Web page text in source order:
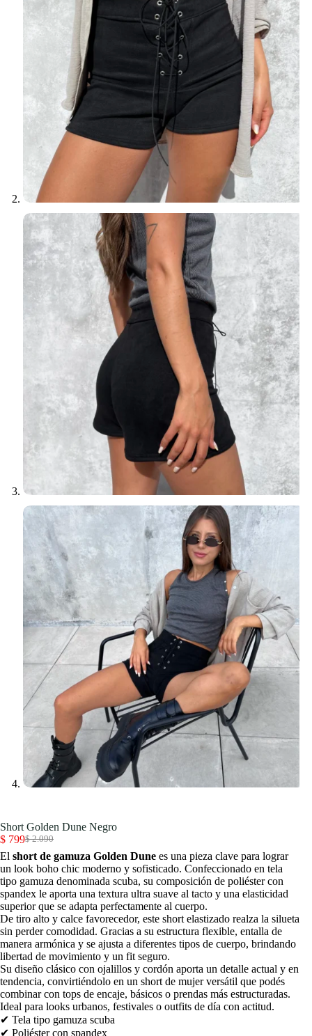
Short Golden Dune Negro
$2.090
El
precio
original
era:
$ 2.090.
$ 799El
precio
actual
es:
$ 799.
El short de gamuza Golden Dune es una pieza clave para lograr
un look boho chic moderno y sofisticado. Confeccionado en tela
tipo gamuza denominada scuba, su composición de poliéster con
spandex le aporta una textura ultra suave al tacto y una elasticidad
superior que se adapta perfectamente al cuerpo.
De tiro alto y calce favorecedor, este short elastizado realza la silueta
sin perder comodidad. Gracias a su estructura flexible, entalla de
manera armónica y se ajusta a diferentes tipos de cuerpo, brindando
libertad de movimiento y un fit seguro.
Su diseño clásico con ojalillos y cordón aporta un detalle actual y en
tendencia, convirtiéndolo en un short de mujer versátil que podés
combinar con tops de encaje, básicos o prendas más estructuradas.
Ideal para looks urbanos, festivales o outfits de día con actitud.
✔ Tela tipo gamuza scuba
✔ Poliéster con spandex